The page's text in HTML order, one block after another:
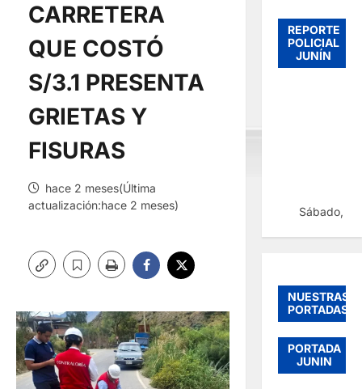
CARRETERA
QUE COSTÓ
S/3.1 PRESENTA
GRIETAS Y
FISURAS
hace 2 meses(Última
actualización:hace 2 meses)
REPORTE
POLICIAL
JUNÍN
Sábado,
NUESTRAS
PORTADAS
PORTADA
JUNIN